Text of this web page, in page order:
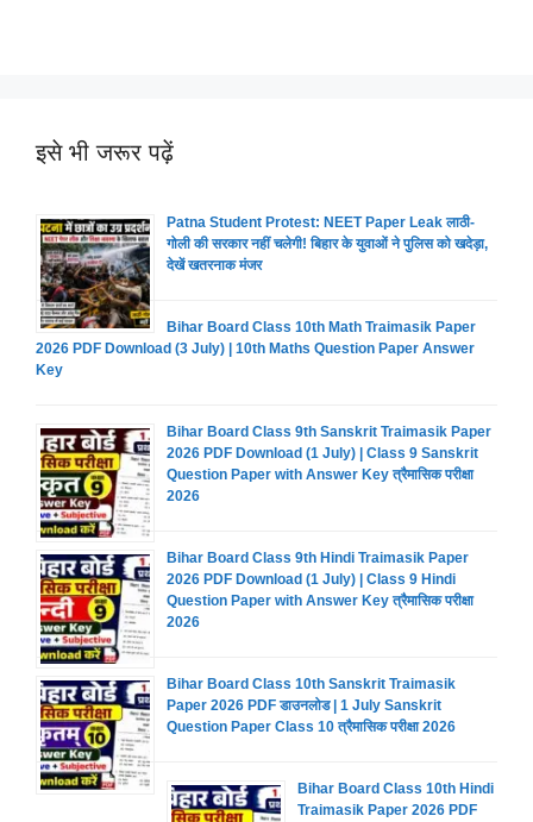
इसे भी जरूर पढ़ें
Patna Student Protest: NEET Paper Leak लाठी-
गोली की सरकार नहीं चलेगी! बिहार के युवाओं ने पुलिस को खदेड़ा,
देखें खतरनाक मंजर
Bihar Board Class 10th Math Traimasik Paper
2026 PDF Download (3 July) | 10th Maths Question Paper Answer
Key
Bihar Board Class 9th Sanskrit Traimasik Paper
2026 PDF Download (1 July) | Class 9 Sanskrit
Question Paper with Answer Key त्रैमासिक परीक्षा
2026
Bihar Board Class 9th Hindi Traimasik Paper
2026 PDF Download (1 July) | Class 9 Hindi
Question Paper with Answer Key त्रैमासिक परीक्षा
2026
Bihar Board Class 10th Sanskrit Traimasik
Paper 2026 PDF डाउनलोड | 1 July Sanskrit
Question Paper Class 10 त्रैमासिक परीक्षा 2026
Bihar Board Class 10th Hindi
Traimasik Paper 2026 PDF